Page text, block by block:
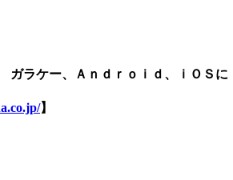
ラケー、Ａｎｄｒｏｉｄ、ｉＯＳに
】